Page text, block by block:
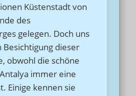
Küstenstadt von
des
gelegen. Doch uns
Besichtigung dieser
obwohl die schöne
immer eine
Einige kennen sie